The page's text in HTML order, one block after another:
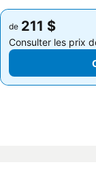
de 211 $
Consulter les prix
de 211 $
Consulter les prix